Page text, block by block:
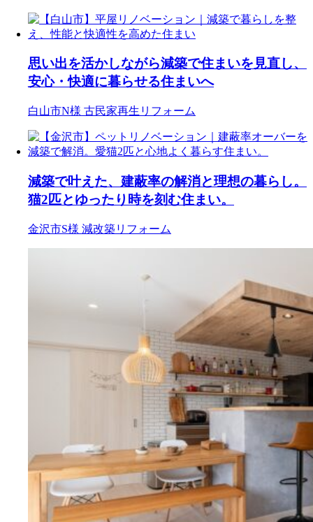
思い出を活かしながら減築で住まいを見直し、
安心・快適に暮らせる住まいへ
白山市N様 古民家再生リフォーム
減築で叶えた、建蔽率の解消と理想の暮らし。
猫2匹とゆったり時を刻む住まい。
金沢市S様 減改築リフォーム